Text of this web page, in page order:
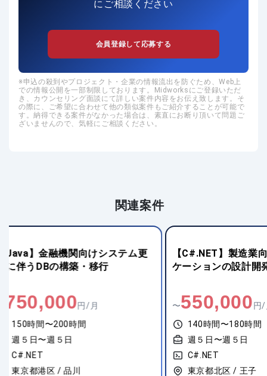
にご相談ください
会員登録して応募する
申込の殺到やプロジェクト・企業の情報流出を防ぐため、Web上
での情報公開を一部制限しております。Midworksにご登録いただ
き、カウンセリング面談にて詳しい案件内容をお伝え致します。そ
の際に、ご希望に合わせて他の類似案件もご紹介することが可能で
す。納得できる案件がなかった場合は、素直にお断り頂いて問題ご
ざいませんので、気軽にご相談ください。
関連案件
【C#.NET】製造業向けWEBアプリ
ケーションの設計開発
〜550,000
140時間〜180時間
週５日〜週５日
C#.NET
東京都北区 / 王子
【Java】稼働中
守・開発
〜
140時間〜200
週５日〜週５
C#.NET
東京都世田谷